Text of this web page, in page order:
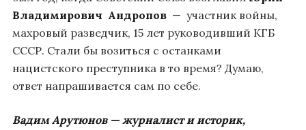
Владимирович Андропов — участник войны,
махровый разведчик, 15 лет руководивший КГБ
СССР. Стали бы возиться с останками
нацистского преступника в то время? Думаю,
ответ напрашивается сам по себе.
Вадим Арутюнов — журналист и историк,